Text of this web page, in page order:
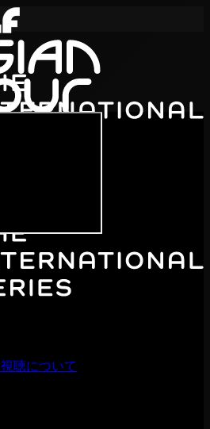
視聴について